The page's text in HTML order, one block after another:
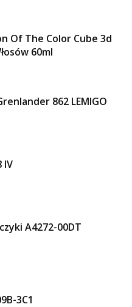
Of The Color Cube 3d
60ml
862 LEMIGO
IV
A4272-00DT
3C1